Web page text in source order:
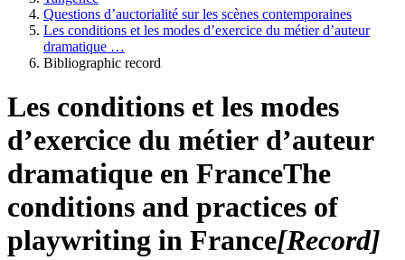
Questions d’auctorialité sur les scènes contemporaines
Les conditions et les modes d’exercice du métier d’auteur
dramatique …
Bibliographic record
Les conditions et les modes
d’exercice du métier d’auteur
dramatique en FranceThe
conditions and practices of
playwriting in France[Record]